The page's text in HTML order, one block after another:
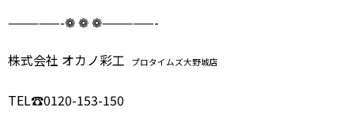
—————-❁ ❁ ❁—————-
株式会社 オカノ彩工
プロタイムズ大野城店
TEL☎︎0120-153-150